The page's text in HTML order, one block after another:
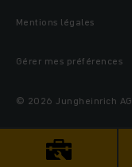
Mentions légales
Gérer mes préférences
© 2026 Jungheinrich AG